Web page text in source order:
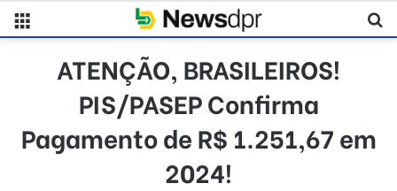
ATENÇÃO, BRASILEIROS!
PIS/PASEP Confirma
Pagamento de R$ 1.251,67 em
2024!